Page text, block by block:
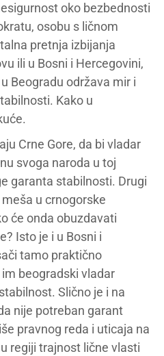
oko bezbednosti
osobu s ličnom
pretnja izbijanja
ili u Bosni i Hercegovini,
Beogradu održava mir i
Kako u
Crne Gore, da bi vladar
svoga naroda u toj
garanta stabilnosti. Drugi
u crnogorske
će onda obuzdavati
Isto je i u Bosni i
tamo praktično
beogradski vladar
Slično je i na
nije potreban garant
pravnog reda i uticaja na
regiji trajnost lične vlasti